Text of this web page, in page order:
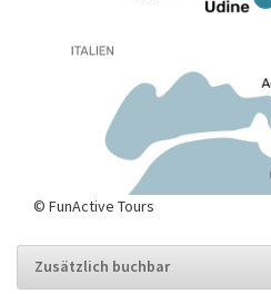
© FunActive Tours
Zusätzlich buchbar